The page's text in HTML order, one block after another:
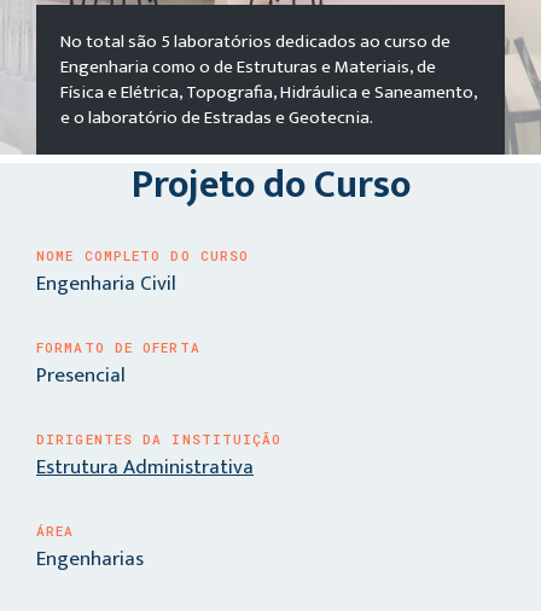
No total são 5 laboratórios dedicados ao curso de
Engenharia como o de Estruturas e Materiais, de
Física e Elétrica, Topografia, Hidráulica e Saneamento,
e o laboratório de Estradas e Geotecnia.
Projeto do Curso
NOME COMPLETO DO CURSO
Engenharia Civil
FORMATO DE OFERTA
Presencial
DIRIGENTES DA INSTITUIÇÃO
Estrutura Administrativa
ÁREA
Engenharias